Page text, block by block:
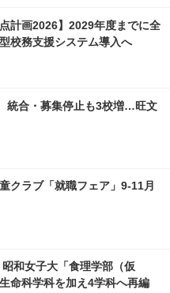
計画2026】2029年度までに全
校務支援システム導入へ
統合・募集停止も3校増…旺文
クラブ「就職フェア」9-11月
昭和女子大「食理学部（仮
命科学科を加え4学科へ再編